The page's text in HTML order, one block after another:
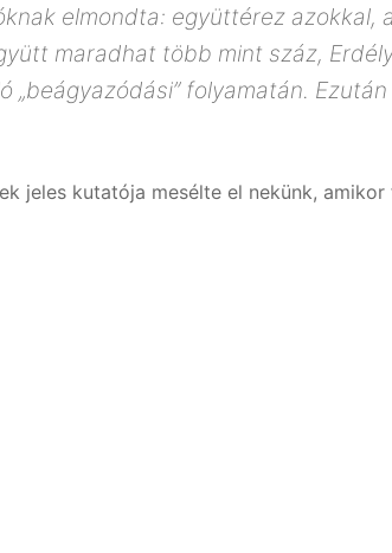
elmondta: együttérez
maradhat több mint száz,
folyamatán.
jeles kutatója mesélte el nekünk,